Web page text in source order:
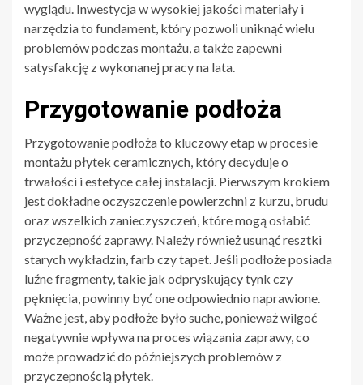
wyglądu. Inwestycja w wysokiej jakości materiały i
narzędzia to fundament, który pozwoli uniknąć wielu
problemów podczas montażu, a także zapewni
satysfakcję z wykonanej pracy na lata.
Przygotowanie podłoża
Przygotowanie podłoża to kluczowy etap w procesie
montażu płytek ceramicznych, który decyduje o
trwałości i estetyce całej instalacji. Pierwszym krokiem
jest dokładne oczyszczenie powierzchni z kurzu, brudu
oraz wszelkich zanieczyszczeń, które mogą osłabić
przyczepność zaprawy. Należy również usunąć resztki
starych wykładzin, farb czy tapet. Jeśli podłoże posiada
luźne fragmenty, takie jak odpryskujący tynk czy
pęknięcia, powinny być one odpowiednio naprawione.
Ważne jest, aby podłoże było suche, ponieważ wilgoć
negatywnie wpływa na proces wiązania zaprawy, co
może prowadzić do późniejszych problemów z
przyczepnością płytek.